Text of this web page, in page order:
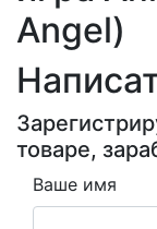
Angel)
товаре,
Ваше имя